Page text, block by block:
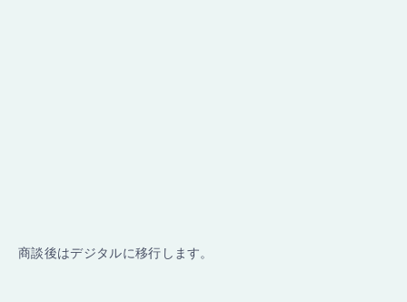
商談後はデジタルに移行します。